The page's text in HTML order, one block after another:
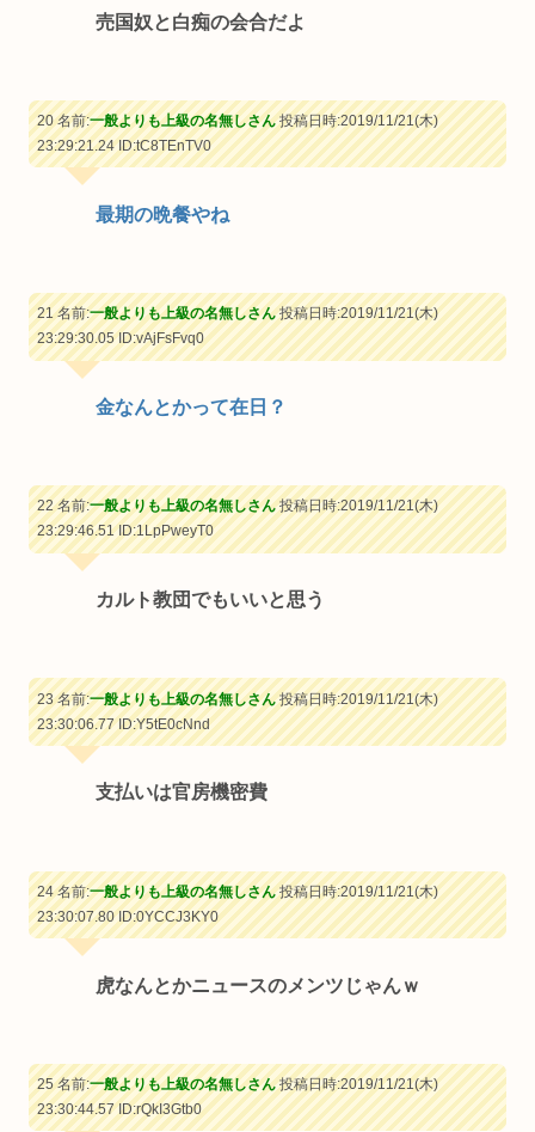
売国奴と白痴の会合だよ
20 名前:一般よりも上級の名無しさん投稿日時:2019/11/21(木)
23:29:21.24ID:tC8TEnTV0
最期の晩餐やね
21 名前:一般よりも上級の名無しさん投稿日時:2019/11/21(木)
23:29:30.05ID:vAjFsFvq0
金なんとかって在日？
22 名前:一般よりも上級の名無しさん投稿日時:2019/11/21(木)
23:29:46.51ID:1LpPweyT0
カルト教団でもいいと思う
23 名前:一般よりも上級の名無しさん投稿日時:2019/11/21(木)
23:30:06.77ID:Y5tE0cNnd
支払いは官房機密費
24 名前:一般よりも上級の名無しさん投稿日時:2019/11/21(木)
23:30:07.80ID:0YCCJ3KY0
虎なんとかニュースのメンツじゃんｗ
25 名前:一般よりも上級の名無しさん投稿日時:2019/11/21(木)
23:30:44.57ID:rQkI3Gtb0